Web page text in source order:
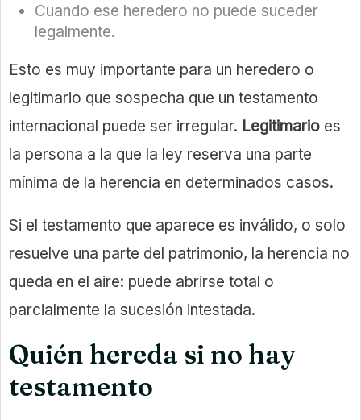
Cuando ese heredero no puede suceder
legalmente.
Esto es muy importante para un heredero o
legitimario que sospecha que un testamento
internacional puede ser irregular. Legitimario es
la persona a la que la ley reserva una parte
mínima de la herencia en determinados casos.
Si el testamento que aparece es inválido, o solo
resuelve una parte del patrimonio, la herencia no
queda en el aire: puede abrirse total o
parcialmente la sucesión intestada.
Quién hereda si no hay
testamento